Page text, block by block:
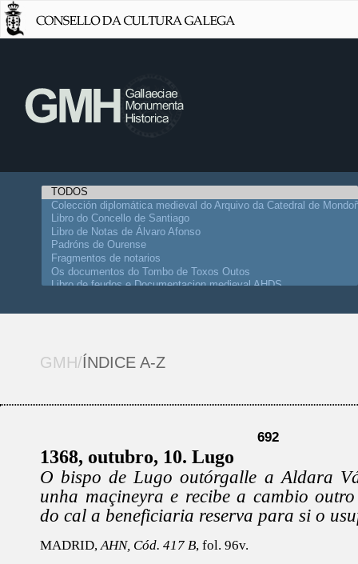
GMH/ÍNDICE A-Z
692
1368, outubro, 10. Lugo
O bispo de Lugo outórgalle a Aldara
unha maçineyra e recibe a cambio
do cal a beneficiaria reserva para si o
MADRID,AHN, Cód. 417 B, fol. 96v.